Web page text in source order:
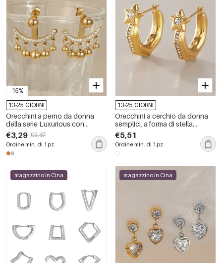
-15%
13-25 GIORNI
Orecchini a perno da donna
della serie Luxurious con
nappina, in acciaio inossidabile,
impermeabili, color oro e strass.
€3,29 €3,87
Ordine min. di 1 pz.
13-25 GIORNI
Orecchini a cerchio da donna
semplici, a forma di stella
geometrica, in acciaio
inossidabile, impermeabili, color
oro, con strass.
€5,51
Ordine min. di 1 pz.
magazzino in Cina magazzino in Cina